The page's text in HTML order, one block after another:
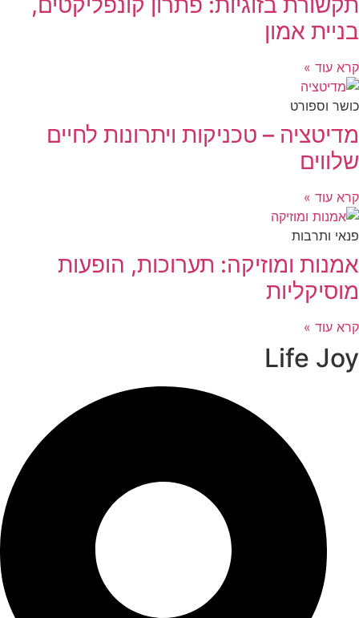
בניית אמון
קרא עוד »
כושר וספורט
מדיטציה – טכניקות ויתרונות לחיים
שלווים
קרא עוד »
פנאי ותרבות
אמנות ומוזיקה: תערוכות, הופעות
מוסיקליות
קרא עוד »
Life Joy